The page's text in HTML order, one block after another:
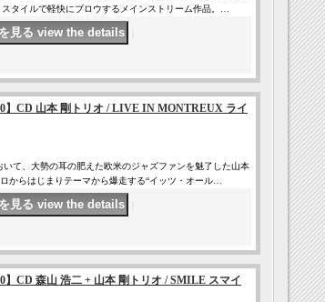
タイルで軽快にブロウするメインストリーム作品。…
】CD 山本 剛トリオ / LIVE IN MONTREUX ライ
て、大勢の耳の肥えた欧米のジャズファンを魅了した山本
からはじまりテーマから爆走する“イッツ・オール…
】CD 森山 浩二 + 山本 剛トリオ / SMILE スマイ